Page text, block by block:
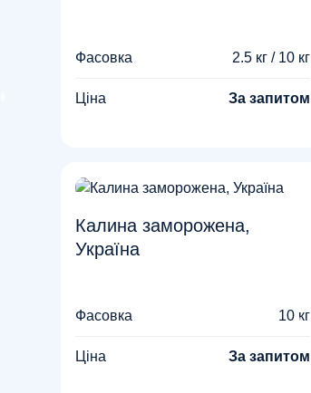
Фасовка 2.5 кг / 10 кг
Ціна За запитом
Калина заморожена,
Україна
Фасовка 10 кг
Ціна За запитом